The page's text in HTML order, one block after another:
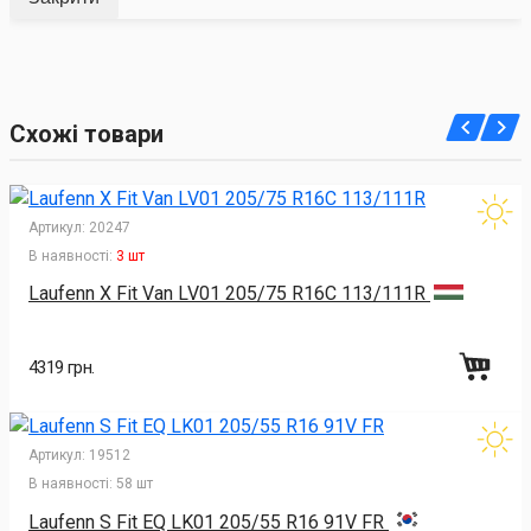
Схожі товари
Артикул: 20247
В наявності: 3 шт
Laufenn X Fit Van LV01 205/75 R16C 113/111R
4319 грн.
Артикул: 19512
В наявності: 58 шт
Laufenn S Fit EQ LK01 205/55 R16 91V FR